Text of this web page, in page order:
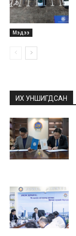
Мэдээ
ИХ УНШИГДСАН